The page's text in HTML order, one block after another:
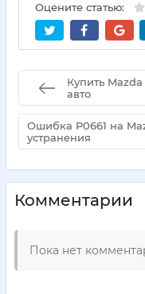
Оцените статью:
Купить
авто
Ошибка P0661 на
устранения
Комментарии
Пока нет